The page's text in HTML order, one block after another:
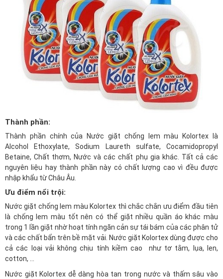
Thành phần:
Thành phần chính của Nước giặt chống lem màu Kolortex là
Alcohol Ethoxylate, Sodium Laureth sulfate, Cocamidopropyl
Betaine, Chất thơm, Nước và các chất phụ gia khác. Tất cả các
nguyên liệu hay thành phần này có chất lượng cao vì đều được
nhập khẩu từ Châu Âu.
Ưu điểm nổi trội:
Nước giặt chống lem màu Kolortex thì chắc chắn ưu điểm đầu tiên
là chống lem màu tốt nên có thể giặt nhiều quần áo khác màu
trong 1 lần giặt nhờ hoạt tính ngăn cản sự tái bám của các phân tử
và các chất bẩn trên bề mặt vải. Nước giặt Kolortex dùng được cho
cả các loại vải không chịu tính kiềm cao như tơ tằm, lụa, len,
cotton, ...
Nước giặt Kolortex dễ dàng hòa tan trong nước và thấm sâu vào